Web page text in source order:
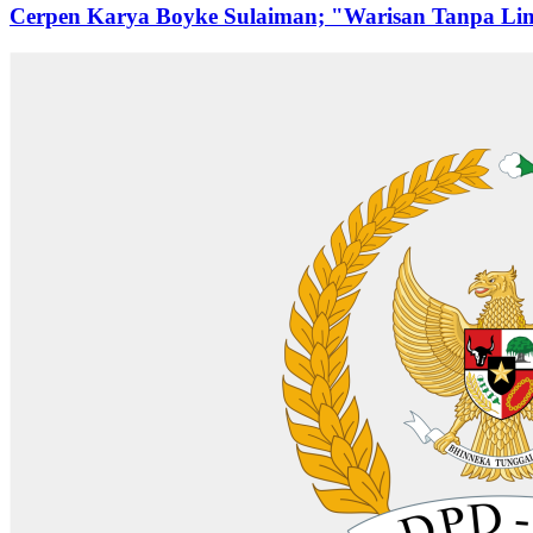
Cerpen Karya Boyke Sulaiman; "Warisan Tanpa